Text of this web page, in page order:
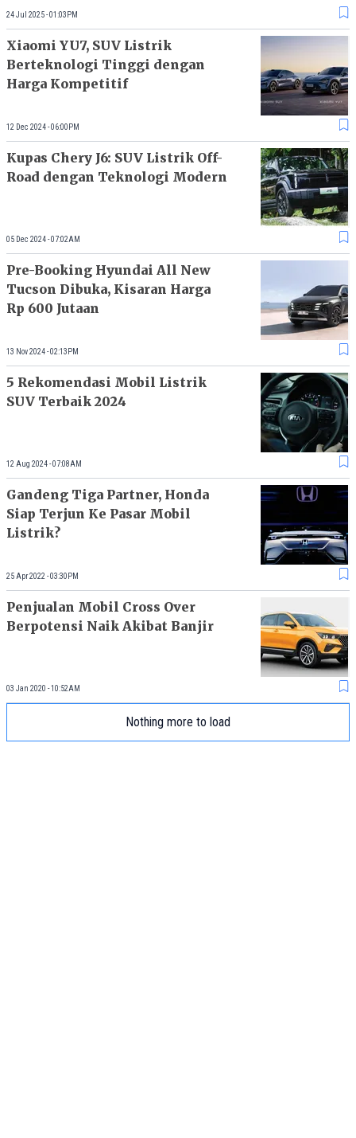
24 Jul 2025 - 01:03PM
Xiaomi YU7, SUV Listrik
Berteknologi Tinggi dengan
Harga Kompetitif
12 Dec 2024 - 06:00PM
Kupas Chery J6: SUV Listrik Off-
Road dengan Teknologi Modern
05 Dec 2024 - 07:02AM
Pre-Booking Hyundai All New
Tucson Dibuka, Kisaran Harga
Rp 600 Jutaan
13 Nov 2024 - 02:13PM
5 Rekomendasi Mobil Listrik
SUV Terbaik 2024
12 Aug 2024 - 07:08AM
Gandeng Tiga Partner, Honda
Siap Terjun Ke Pasar Mobil
Listrik?
25 Apr 2022 - 03:30PM
Penjualan Mobil Cross Over
Berpotensi Naik Akibat Banjir
03 Jan 2020 - 10:52AM
Nothing more to load